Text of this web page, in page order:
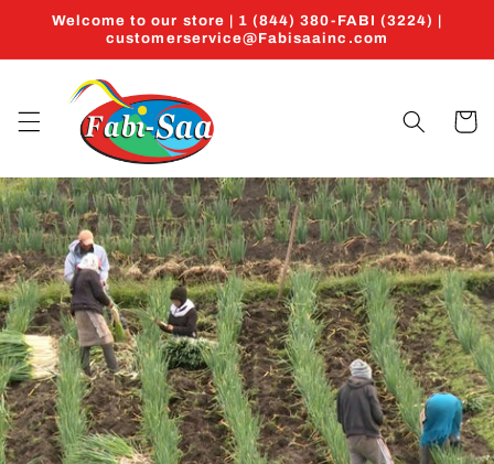
directamente
al contenido
Welcome to our store | 1 (844) 380-FABI (3224) |
customerservice@Fabisaainc.com
Carrito